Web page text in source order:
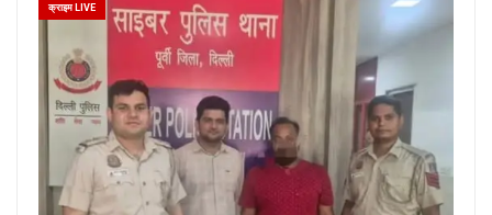
क्राइम LIVE